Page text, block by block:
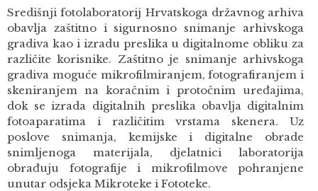
Središnji fotolaboratorij Hrvatskoga državnog arhiva
obavlja zaštitno i sigurnosno snimanje arhivskoga
gradiva kao i izradu preslika u digitalnome obliku za
različite korisnike. Zaštitno je snimanje arhivskoga
gradiva moguće mikrofilmiranjem, fotografiranjem i
skeniranjem na koračnim i protočnim uređajima,
dok se izrada digitalnih preslika obavlja digitalnim
fotoaparatima i različitim vrstama skenera. Uz
poslove snimanja, kemijske i digitalne obrade
snimljenoga materijala, djelatnici laboratorija
obrađuju fotografije i mikrofilmove pohranjene
unutar odsjeka Mikroteke i Fototeke.